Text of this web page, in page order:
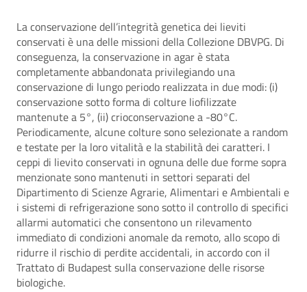
La conservazione dell’integrità genetica dei lieviti
conservati è una delle missioni della Collezione DBVPG. Di
conseguenza, la conservazione in agar è stata
completamente abbandonata privilegiando una
conservazione di lungo periodo realizzata in due modi: (i)
conservazione sotto forma di colture liofilizzate
mantenute a 5°, (ii) crioconservazione a -80°C.
Periodicamente, alcune colture sono selezionate a random
e testate per la loro vitalità e la stabilità dei caratteri. I
ceppi di lievito conservati in ognuna delle due forme sopra
menzionate sono mantenuti in settori separati del
Dipartimento di Scienze Agrarie, Alimentari e Ambientali e
i sistemi di refrigerazione sono sotto il controllo di specifici
allarmi automatici che consentono un rilevamento
immediato di condizioni anomale da remoto, allo scopo di
ridurre il rischio di perdite accidentali, in accordo con il
Trattato di Budapest sulla conservazione delle risorse
biologiche.